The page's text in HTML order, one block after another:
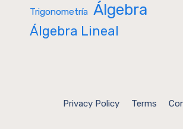
Trigonometría Álgebra
Álgebra Lineal
Privacy Policy Terms